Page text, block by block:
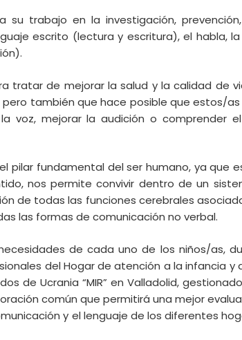
trabajo en la investigación,
escrito (lectura y escritura), el habla,
tratar de mejorar la salud y la calidad de
también que hace posible que estos/
voz, mejorar la audición o comprender
pilar fundamental del ser humano, ya que
nos permite convivir dentro de un
de todas las funciones cerebrales
las formas de comunicación no verbal.
de cada uno de los niños/as,
del Hogar de atención a la infancia y
de Ucrania “MIR” en Valladolid,
común que permitirá una mejor
y el lenguaje de los diferentes